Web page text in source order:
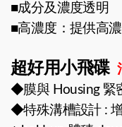
■成分及濃度透明
■高濃度：提供高
超好用小飛碟
◆膜與 Housing 緊
◆特殊溝槽設計 :